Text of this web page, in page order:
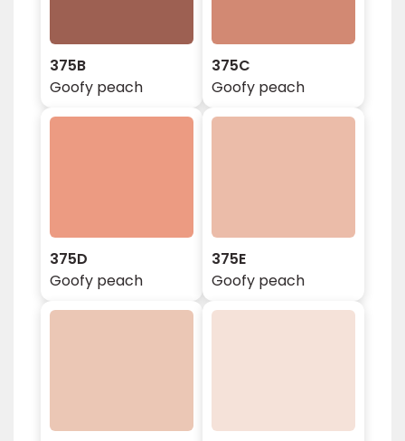
375B
Goofy peach
375C
Goofy peach
375D
Goofy peach
375E
Goofy peach